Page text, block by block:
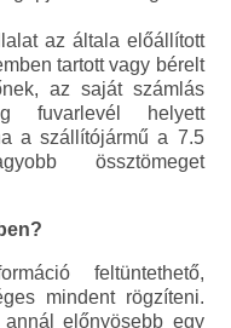
az általa előállított
tartott vagy bérelt
az saját számlás
fuvarlevél helyett
a szállítójármű a 7.5
össztömeget
feltüntethető,
mindent rögzíteni.
előnyösebb egy